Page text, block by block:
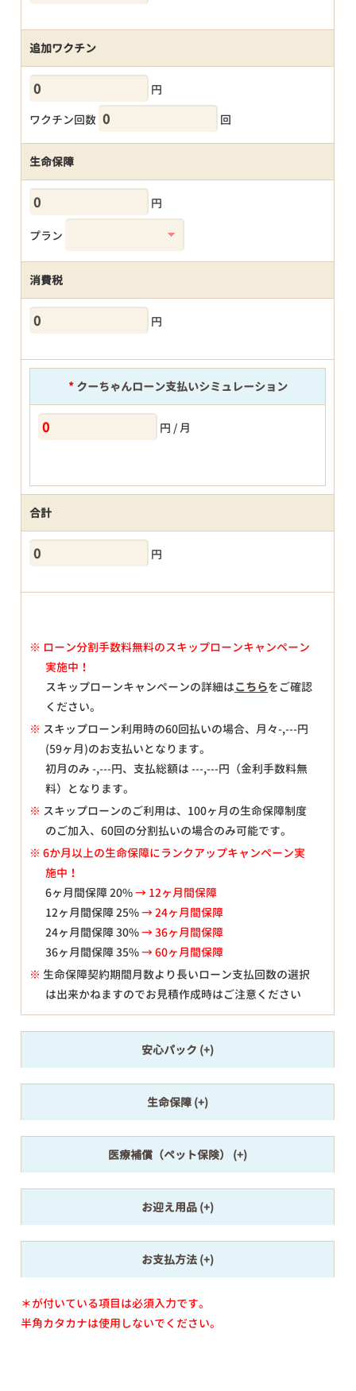
追加ワクチン
円
ワクチン回数
回
生命保障
円
プラン
消費税
円
*クーちゃんローン支払いシミュレーション
円 / 月
合計
円
※ ローン分割手数料無料のスキップローンキャンペーン
実施中！
スキップローンキャンペーンの詳細はこちらをご確認
ください。
※ スキップローン利用時の60回払いの場合、月々-,---円
(59ヶ月)のお支払いとなります。
初月のみ-,---円、支払総額は---,---円（金利手数料無
料）となります。
※ スキップローンのご利用は、100ヶ月の生命保障制度
のご加入、60回の分割払いの場合のみ可能です。
※ 6か月以上の生命保障にランクアップキャンペーン実
施中！
6ヶ月間保障 20%→ 12ヶ月間保障
12ヶ月間保障 25%→ 24ヶ月間保障
24ヶ月間保障 30%→ 36ヶ月間保障
36ヶ月間保障 35%→ 60ヶ月間保障
※ 生命保障契約期間月数より長いローン支払回数の選択
は出来かねますのでお見積作成時はご注意ください
安心パック
生命保障
医療補償（ペット保険）
お迎え用品
お支払方法
＊が付いている項目は必須入力です。
半角カタカナは使用しないでください。